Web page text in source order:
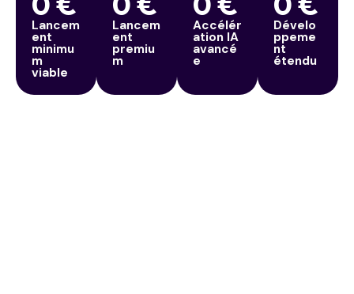
Lancem
ent
minimu
m
viable
Lancem
ent
premiu
m
Accélér
ation IA
avancé
e
Dévelo
ppeme
nt
étendu